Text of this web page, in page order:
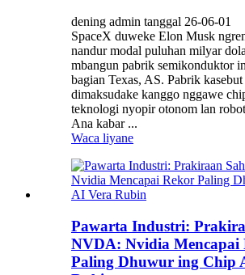
dening admin tanggal 26-06-01
SpaceX duweke Elon Musk
nandur modal puluhan milyar
mbangun pabrik semikonduktor
bagian Texas, AS. Pabrik
dimaksudake kanggo nggawe
teknologi nyopir otonom lan
Ana kabar ...
Waca liyane
Pawarta Industri:
NVDA: Nvidia Mencapai
Paling Dhuwur ing Chip